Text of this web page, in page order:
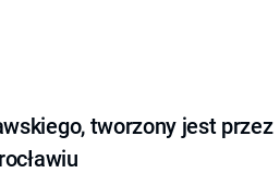
tworzony jest przez